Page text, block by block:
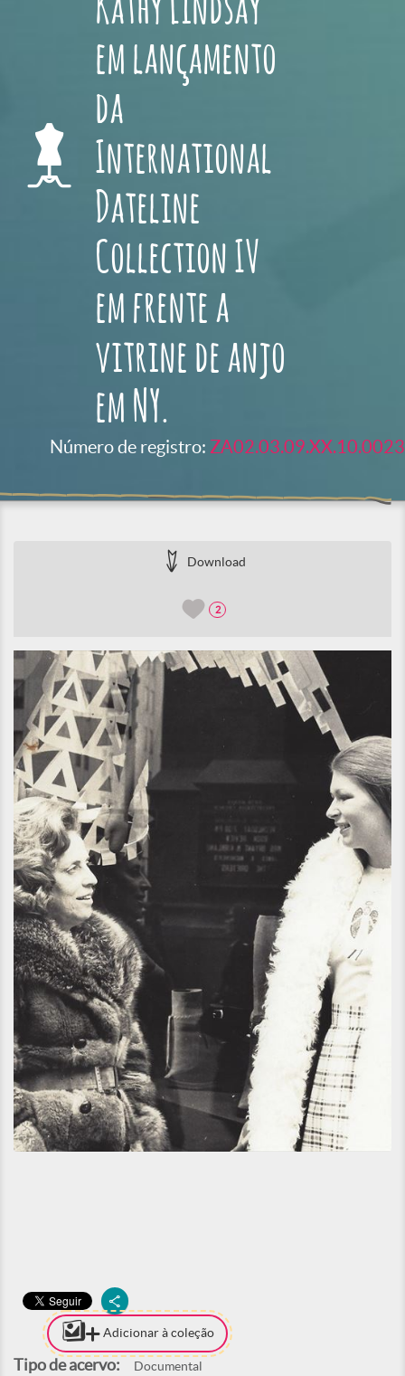
Kathy Lindsay
em lançamento
da
International
Dateline
Collection IV
em frente a
vitrine de anjo
em NY.
Número de registro: ZA02.03.09.XX.10.0023
Download
2
Adicionar à coleção
Tipo de acervo: Documental